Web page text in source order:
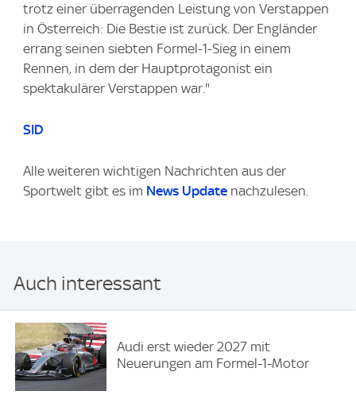
trotz einer überragenden Leistung von Verstappen
in Österreich: Die Bestie ist zurück. Der Engländer
errang seinen siebten Formel-1-Sieg in einem
Rennen, in dem der Hauptprotagonist ein
spektakulärer Verstappen war."
SID
Alle weiteren wichtigen Nachrichten aus der
Sportwelt gibt es im News Update nachzulesen.
Auch interessant
Audi erst wieder 2027 mit
Neuerungen am Formel-1-Motor